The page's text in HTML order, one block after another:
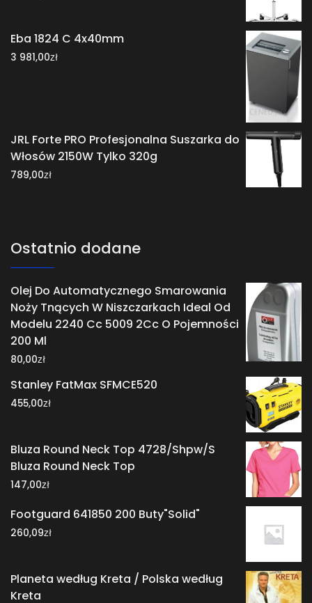
Eba 1824 C 4x40mm
3 981,00zł
JRL Forte PRO Profesjonalna Suszarka do
Włosów 2150W Tylko 320g
789,00zł
Ostatnio dodane
Olej Do Automatycznego Smarowania
Noży Tnących W Niszczarkach Ideal Od
Modelu 2240 Cc 5009 2Cc O Pojemności
200 Ml
80,00zł
Stanley FatMax SFMCE520
455,00zł
Bluza Round Neck Top 4728/Shpw/S
Bluza Round Neck Top
147,00zł
Footguard 641850 200 Buty"Solid"
260,09zł
Planeta według Kreta / Polska według
Kreta